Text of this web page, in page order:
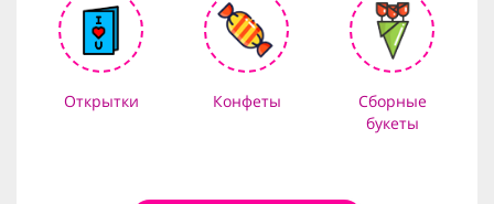
Открытки Конфеты
Сборные
букеты